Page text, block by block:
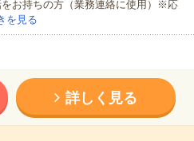
お持ちの方（業務連絡に使用）※応
を見る
詳しく見る